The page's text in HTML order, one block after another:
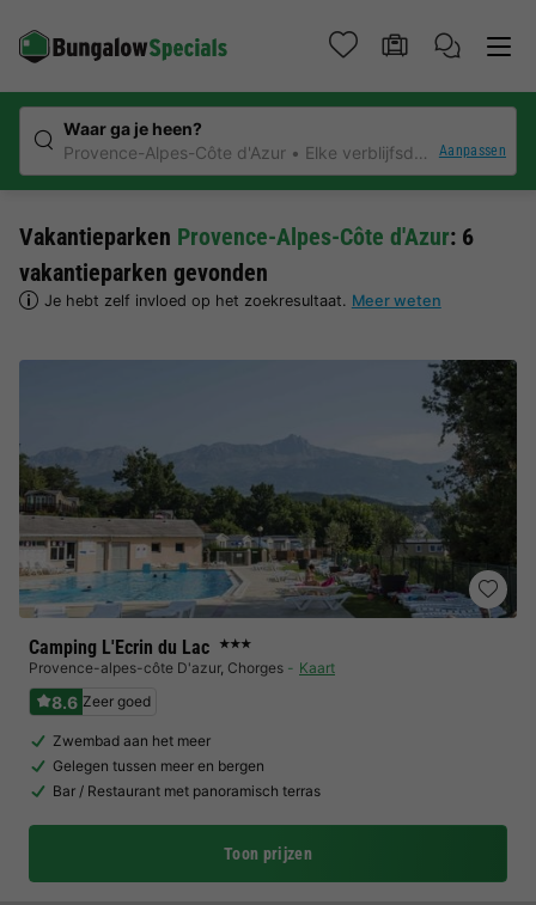
Waar ga je heen?
Provence-Alpes-Côte d'Azur
Elke verblijfsduur Aanpassen
Vakantieparken Provence-Alpes-Côte d'Azur: 6
vakantieparken gevonden
Je hebt zelf invloed op het zoekresultaat. Meer weten
Camping L'Ecrin du Lac ★★★
Provence-alpes-côte D'azur, Chorges Kaart
8.6 Zeer goed
Zwembad aan het meer
Gelegen tussen meer en bergen
Bar / Restaurant met panoramisch terras
Toon prijzen